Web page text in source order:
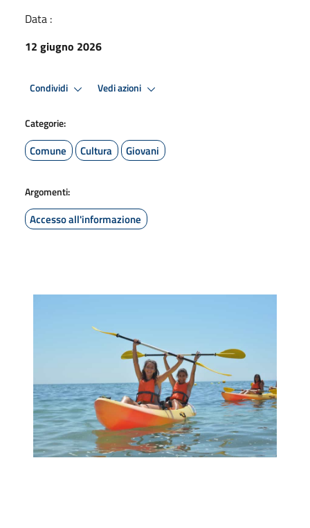
Data :
12 giugno 2026
Condividi Vedi azioni
Categorie:
Comune Cultura Giovani
Argomenti:
Accesso all'informazione